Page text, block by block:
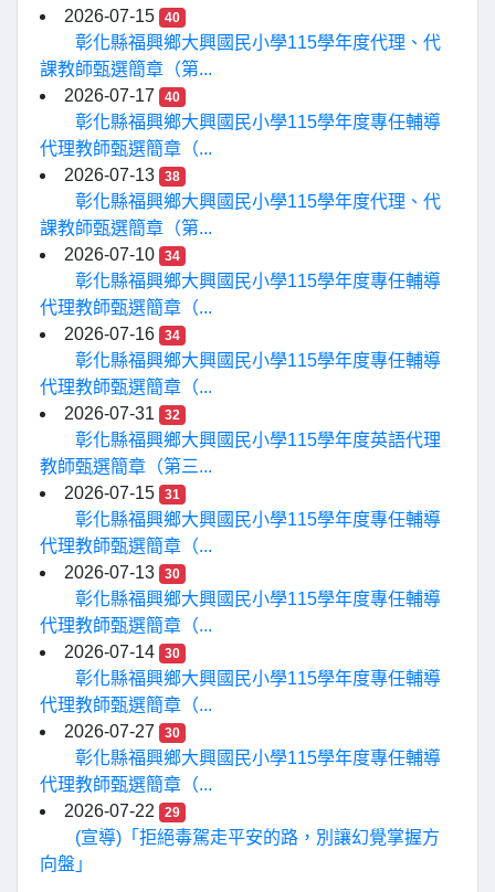
2026-07-15
40
彰化縣福興鄉大興國民小學115學年度代理、代
課教師甄選簡章（第...
2026-07-17
40
彰化縣福興鄉大興國民小學115學年度專任輔導
代理教師甄選簡章（...
2026-07-13
38
彰化縣福興鄉大興國民小學115學年度代理、代
課教師甄選簡章（第...
2026-07-10
34
彰化縣福興鄉大興國民小學115學年度專任輔導
代理教師甄選簡章（...
2026-07-16
34
彰化縣福興鄉大興國民小學115學年度專任輔導
代理教師甄選簡章（...
2026-07-31
32
彰化縣福興鄉大興國民小學115學年度英語代理
教師甄選簡章（第三...
2026-07-15
31
彰化縣福興鄉大興國民小學115學年度專任輔導
代理教師甄選簡章（...
2026-07-13
30
彰化縣福興鄉大興國民小學115學年度專任輔導
代理教師甄選簡章（...
2026-07-14
30
彰化縣福興鄉大興國民小學115學年度專任輔導
代理教師甄選簡章（...
2026-07-27
30
彰化縣福興鄉大興國民小學115學年度專任輔導
代理教師甄選簡章（...
2026-07-22
29
(宣導)「拒絕毒駕走平安的路，別讓幻覺掌握方
向盤」